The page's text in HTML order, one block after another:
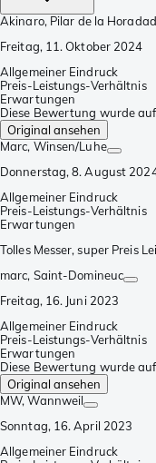
Akinaro, Pilar de la
Freitag, 11. Oktober 2024
Allgemeiner Eindruck
Preis-Leistungs-Verhältnis
Erwartungen
Diese Bewertung wurde
Original ansehen
Marc, Winsen/Luhe
Donnerstag, 8. August
Allgemeiner Eindruck
Preis-Leistungs-Verhältnis
Erwartungen
Tolles Messer, super Preis
marc, Saint-Domineuc
Freitag, 16. Juni 2023
Allgemeiner Eindruck
Preis-Leistungs-Verhältnis
Erwartungen
Diese Bewertung wurde
Original ansehen
MW, Wannweil
Sonntag, 16. April 2023
Allgemeiner Eindruck